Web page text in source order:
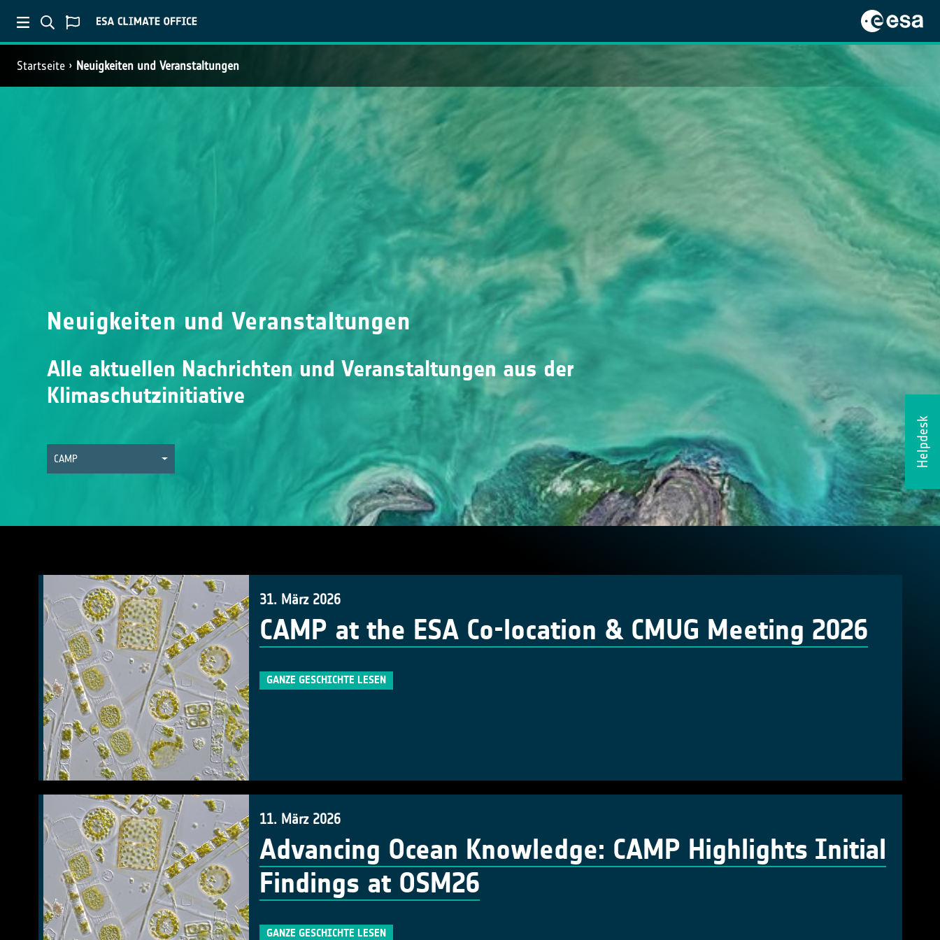
Startseite Neuigkeiten und Veranstaltungen
Helpdesk
Neuigkeiten und Veranstaltungen
Alle aktuellen Nachrichten und Veranstaltungen aus der
Klimaschutzinitiative
CAMP
31. März 2026
CAMP at the ESA Co-location & CMUG Meeting 2026
GANZE GESCHICHTE LESEN
11. März 2026
Advancing Ocean Knowledge: CAMP Highlights Initial
Findings at OSM26
GANZE GESCHICHTE LESEN